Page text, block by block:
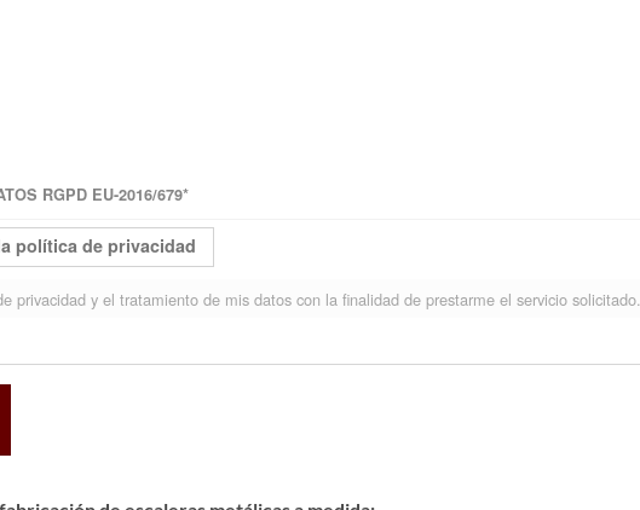
RGPD EU-2016/679*
política de privacidad
privacidad y el tratamiento de mis datos con la finalidad de prestarme el servicio solicitado.